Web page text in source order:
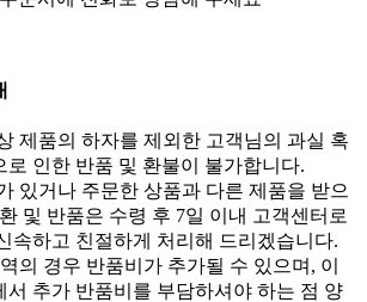
제품의 하자를 제외한 고객님의 과실 혹
로 인한 반품 및 환불이 불가합니다.
있거나 주문한 상품과 다른 제품을 받으
및 반품은 수령 후 7일 이내 고객센터로
속하고 친절하게 처리해 드리겠습니다.
의 경우 반품비가 추가될 수 있으며, 이
서 추가 반품비를 부담하셔야 하는 점 양